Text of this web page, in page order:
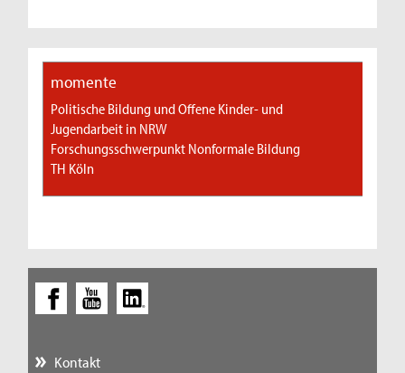
momente
Politische Bildung und Offene Kinder- und
Jugendarbeit in NRW
Forschungsschwerpunkt Nonformale Bildung
TH Köln
Kontakt